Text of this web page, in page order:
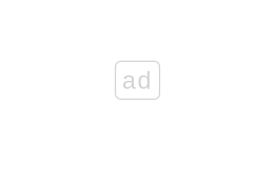
ad